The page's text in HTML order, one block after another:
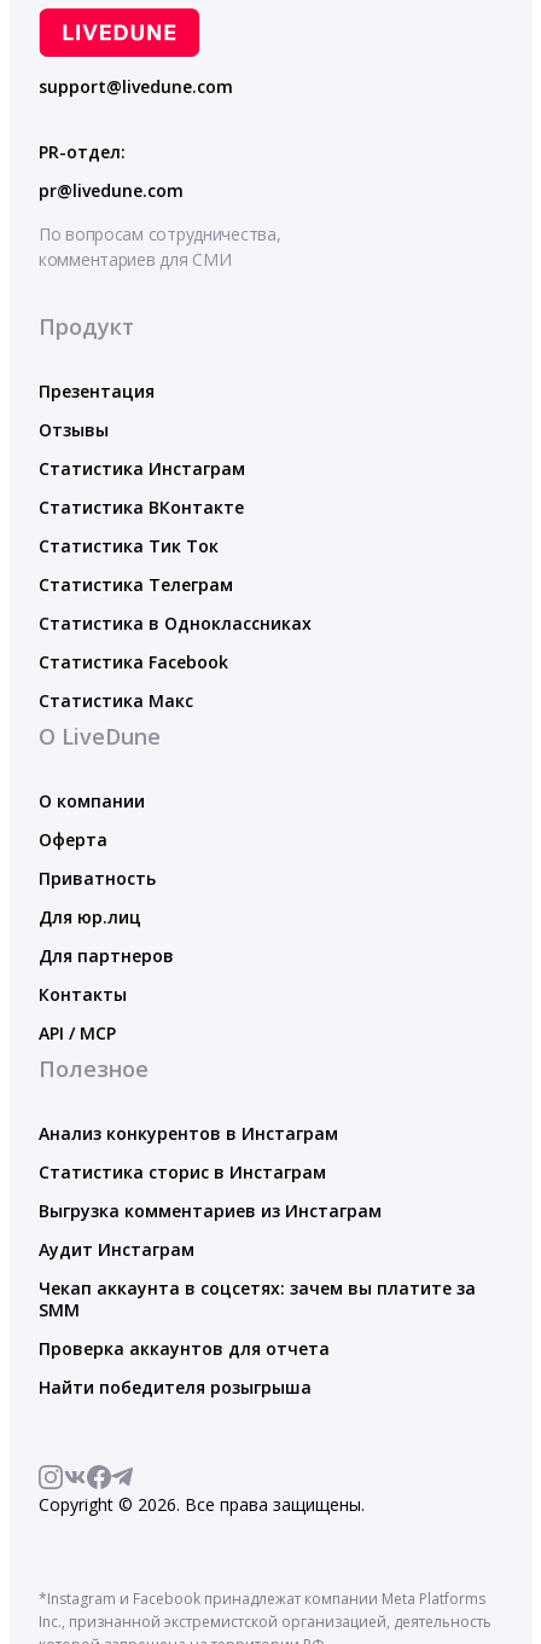
support@livedune.com
PR-отдел:
pr@livedune.com
По вопросам сотрудничества,
комментариев для СМИ
Продукт
Презентация
Отзывы
Статистика Инстаграм
Статистика ВКонтакте
Статистика Тик Ток
Статистика Телеграм
Статистика в Одноклассниках
Статистика Facebook
Статистика Макс
О LiveDune
О компании
Оферта
Приватность
Для юр.лиц
Для партнеров
Контакты
API / MCP
Полезное
Анализ конкурентов в Инстаграм
Статистика сторис в Инстаграм
Выгрузка комментариев из Инстаграм
Аудит Инстаграм
Чекап аккаунта в соцсетях: зачем вы платите за
SMM
Проверка аккаунтов для отчета
Найти победителя розыгрыша
Copyright © 2026. Все права защищены.
*Instagram и Facebook принадлежат компании Meta Platforms
Inc., признанной экстремистской организацией, деятельность